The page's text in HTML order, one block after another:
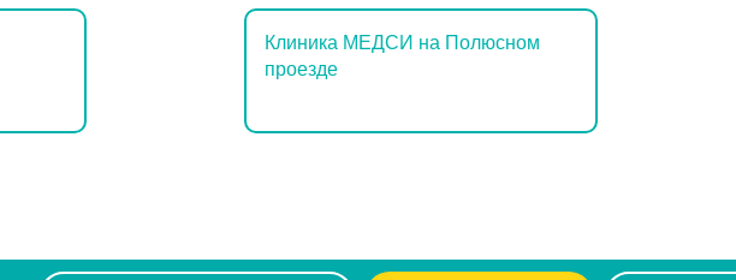
Клиника МЕДСИ на Полюсном
проезде